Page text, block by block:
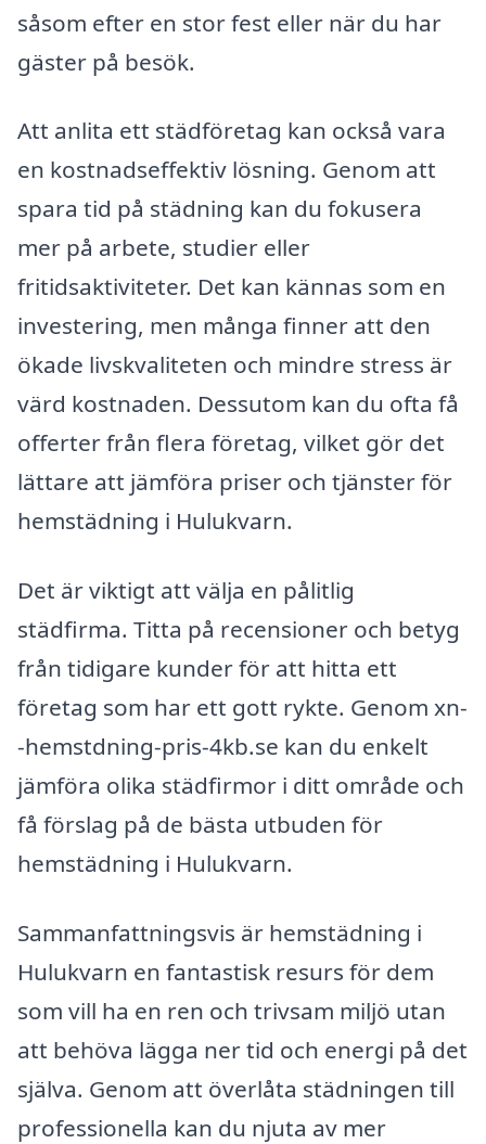
såsom efter en stor fest eller när du har
gäster på besök.
Att anlita ett städföretag kan också vara
en kostnadseffektiv lösning. Genom att
spara tid på städning kan du fokusera
mer på arbete, studier eller
fritidsaktiviteter. Det kan kännas som en
investering, men många finner att den
ökade livskvaliteten och mindre stress är
värd kostnaden. Dessutom kan du ofta få
offerter från flera företag, vilket gör det
lättare att jämföra priser och tjänster för
hemstädning i Hulukvarn.
Det är viktigt att välja en pålitlig
städfirma. Titta på recensioner och betyg
från tidigare kunder för att hitta ett
företag som har ett gott rykte. Genom xn-
-hemstdning-pris-4kb.se kan du enkelt
jämföra olika städfirmor i ditt område och
få förslag på de bästa utbuden för
hemstädning i Hulukvarn.
Sammanfattningsvis är hemstädning i
Hulukvarn en fantastisk resurs för dem
som vill ha en ren och trivsam miljö utan
att behöva lägga ner tid och energi på det
själva. Genom att överlåta städningen till
professionella kan du njuta av mer